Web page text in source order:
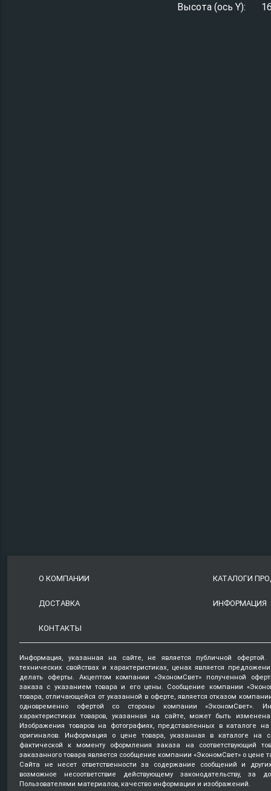
Высота (ось Y):
О КОМПАНИИ КАТАЛОГИ
ДОСТАВКА ИНФОРМАЦИЯ
КОНТАКТЫ
Информация, указанная на сайте, не является публичной
технических свойствах и характеристиках, ценах является
делать оферты. Акцептом компании «ЭкономСвет» полученной
заказа с указанием товара и его цены. Сообщение компании
товара, отличающейся от указанной в оферте, является отказом
одновременно офертой со стороны компании «ЭкономСвет».
характеристиках товаров, указанная на сайте, может быть
Изображения товаров на фотографиях, представленных в каталоге на
оригиналов. Информация о цене товара, указанная в каталоге на
фактической к моменту оформления заказа на соответствующий
заказанного товара является сообщение компании «ЭкономСвет» о цене
Сайта не несет ответственности за содержание сообщений и
возможное несоответствие действующему законодательству, за
Пользователями материалов, качество информации и изображений.